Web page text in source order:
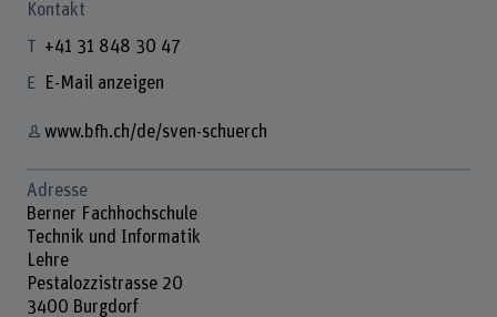
Kontakt
+41 31 848 30 47
E-Mail anzeigen
www.bfh.ch/de/sven-schuerch
Adresse
Berner Fachhochschule
Technik und Informatik
Lehre
Pestalozzistrasse 20
3400 Burgdorf